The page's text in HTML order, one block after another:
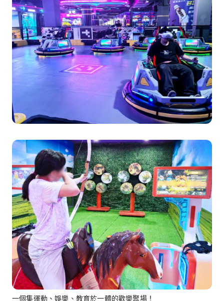
一個集運動、娛樂、教育於一體的歡樂聚場！